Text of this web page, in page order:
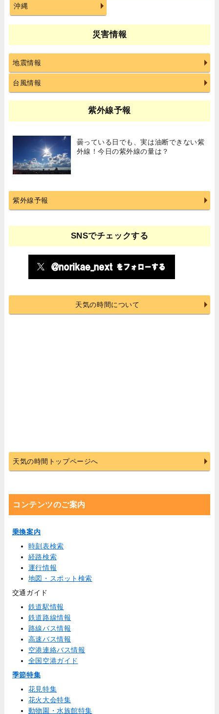
沖縄
災害情報
地震情報
台風情報
紫外線予報
曇っている日でも、実は油断できない紫
外線！今日の紫外線の量は？
紫外線予報
SNSでチェックする
天気の時間について
天気の時間トップページへ
コンテンツのご案内
乗換案内
時刻表検索
経路検索
運行情報
地図・スポット検索
交通ガイド
鉄道駅情報
鉄道路線情報
路線バス情報
高速バス情報
空港連絡バス情報
全国空港ガイド
季節特集
花見特集
花火大会特集
動物園・水族館特集